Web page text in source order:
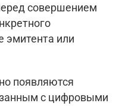
совершением
эмитента или
появляются
с цифровыми